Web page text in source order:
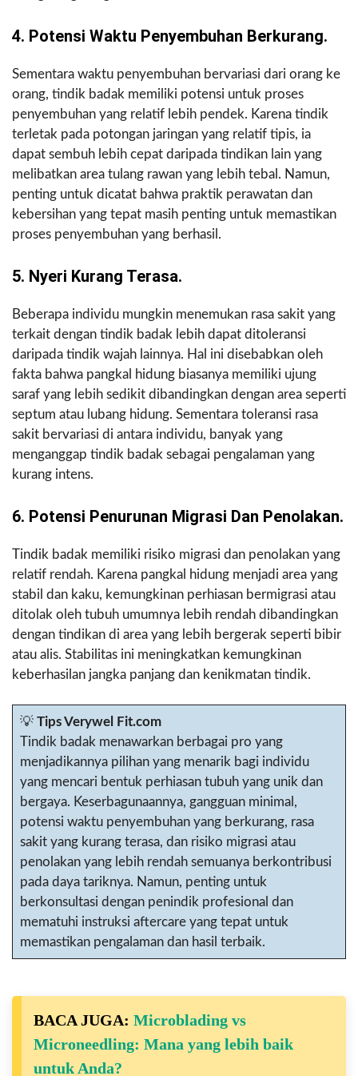
4. Potensi Waktu Penyembuhan Berkurang.
Sementara waktu penyembuhan bervariasi dari orang ke
orang, tindik badak memiliki potensi untuk proses
penyembuhan yang relatif lebih pendek. Karena tindik
terletak pada potongan jaringan yang relatif tipis, ia
dapat sembuh lebih cepat daripada tindikan lain yang
melibatkan area tulang rawan yang lebih tebal. Namun,
penting untuk dicatat bahwa praktik perawatan dan
kebersihan yang tepat masih penting untuk memastikan
proses penyembuhan yang berhasil.
5. Nyeri Kurang Terasa.
Beberapa individu mungkin menemukan rasa sakit yang
terkait dengan tindik badak lebih dapat ditoleransi
daripada tindik wajah lainnya. Hal ini disebabkan oleh
fakta bahwa pangkal hidung biasanya memiliki ujung
saraf yang lebih sedikit dibandingkan dengan area seperti
septum atau lubang hidung. Sementara toleransi rasa
sakit bervariasi di antara individu, banyak yang
menganggap tindik badak sebagai pengalaman yang
kurang intens.
6. Potensi Penurunan Migrasi Dan Penolakan.
Tindik badak memiliki risiko migrasi dan penolakan yang
relatif rendah. Karena pangkal hidung menjadi area yang
stabil dan kaku, kemungkinan perhiasan bermigrasi atau
ditolak oleh tubuh umumnya lebih rendah dibandingkan
dengan tindikan di area yang lebih bergerak seperti bibir
atau alis. Stabilitas ini meningkatkan kemungkinan
keberhasilan jangka panjang dan kenikmatan tindik.
💡 Tips Verywel Fit.com
Tindik badak menawarkan berbagai pro yang
menjadikannya pilihan yang menarik bagi individu
yang mencari bentuk perhiasan tubuh yang unik dan
bergaya. Keserbagunaannya, gangguan minimal,
potensi waktu penyembuhan yang berkurang, rasa
sakit yang kurang terasa, dan risiko migrasi atau
penolakan yang lebih rendah semuanya berkontribusi
pada daya tariknya. Namun, penting untuk
berkonsultasi dengan penindik profesional dan
mematuhi instruksi aftercare yang tepat untuk
memastikan pengalaman dan hasil terbaik.
BACA JUGA: Microblading vs
Microneedling: Mana yang lebih baik
untuk Anda?